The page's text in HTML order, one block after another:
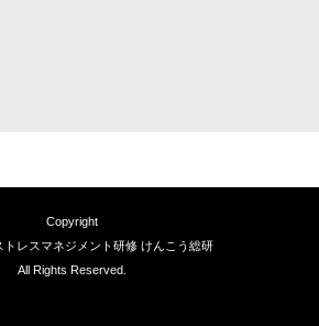
Copyright
トレスマネジメント研修 けんこう総研
All Rights Reserved.